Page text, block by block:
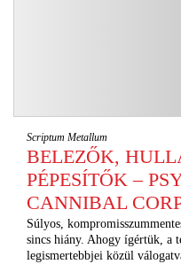
Scriptum Metallum
BELEZŐK,
PÉPESÍTŐK –
CANNIBAL
Súlyos,
sincs hiány. Ahogy ígértük, a
legismertebbjei közül